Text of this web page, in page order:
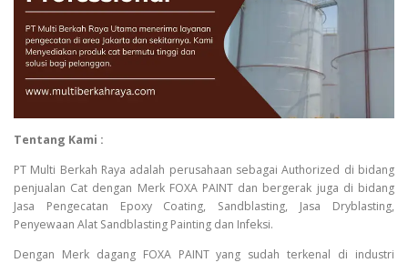
Tentang Kami :
PT Multi Berkah Raya adalah perusahaan sebagai Authorized di bidang
penjualan Cat dengan Merk FOXA PAINT dan bergerak juga di bidang
Jasa Pengecatan Epoxy Coating, Sandblasting, Jasa Dryblasting,
Penyewaan Alat Sandblasting Painting dan Infeksi.
Dengan Merk dagang FOXA PAINT yang sudah terkenal di industri